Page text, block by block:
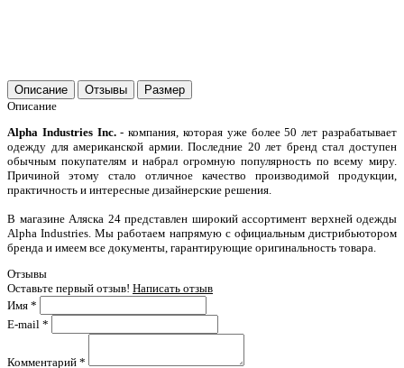
Описание Отзывы
Размер
Описание
Alpha Industries Inc.- компания, которая уже более 50 лет разрабатывает
одежду для американской армии. Последние 20 лет бренд стал доступен
обычным покупателям и набрал огромную популярность по всему миру.
Причиной этому стало отличное качество производимой продукции,
практичность и интересные дизайнерские решения.
В магазине Аляска 24 представлен широкий ассортимент верхней одежды
Alpha Industries. Мы работаем напрямую с официальным дистрибьютором
бренда и имеем все документы, гарантирующие оригинальность товара.
Отзывы
Оставьте первый отзыв! Написать отзыв
Имя *
E-mail *
Комментарий *